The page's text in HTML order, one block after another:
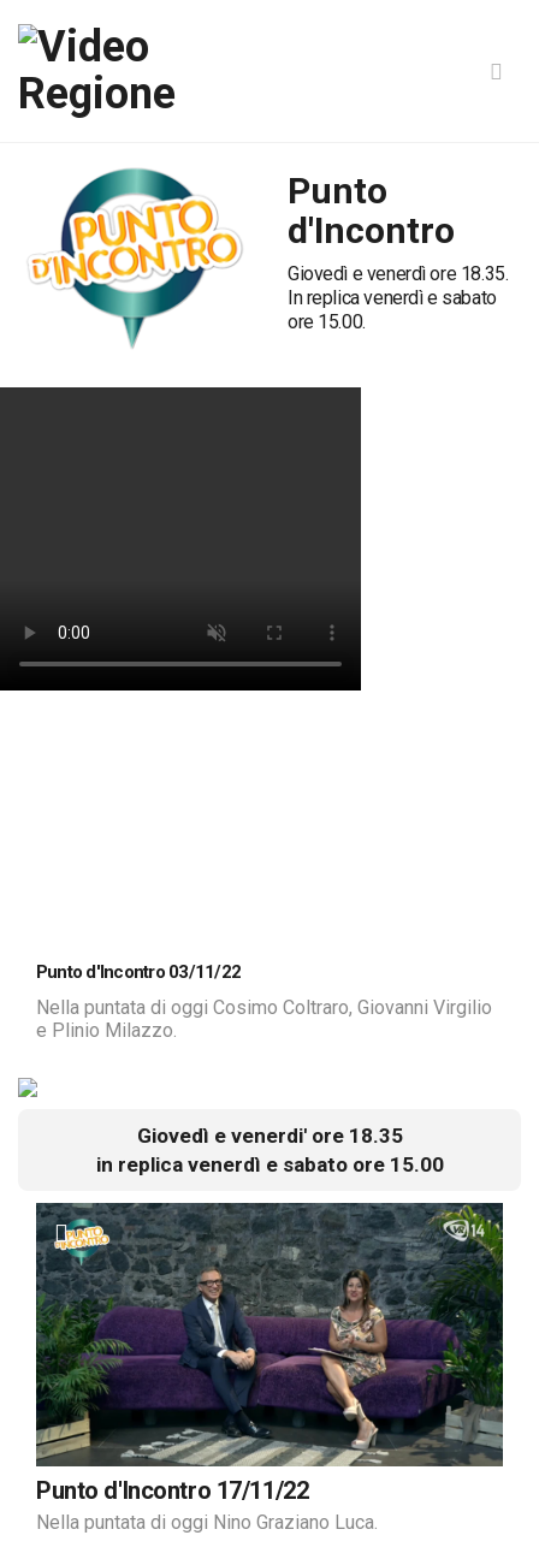
Punto
d'Incontro
Giovedì e venerdì ore 18.35.
In replica venerdì e sabato
ore 15.00.
Punto d'Incontro 03/11/22
Nella puntata di oggi Cosimo Coltraro, Giovanni Virgilio
e Plinio Milazzo.
Giovedì e venerdi' ore 18.35
in replica venerdì e sabato ore 15.00
Punto d'Incontro 17/11/22
Nella puntata di oggi Nino Graziano Luca.